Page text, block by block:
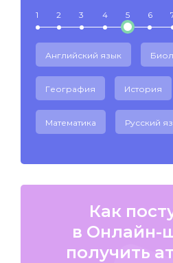
1 2 3 4 5 6
Английский язык
География История
Математика Русский
Как
в Онлайн-
получить